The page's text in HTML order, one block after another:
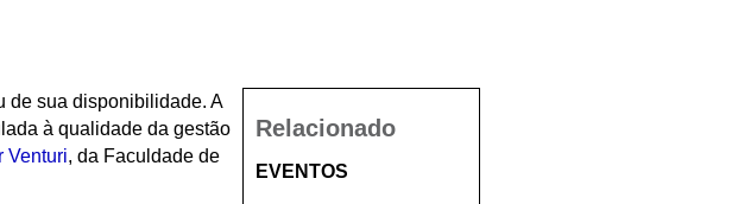
Relacionado
EVENTOS
de sua disponibilidade. A
à qualidade da gestão
Venturi, da Faculdade de